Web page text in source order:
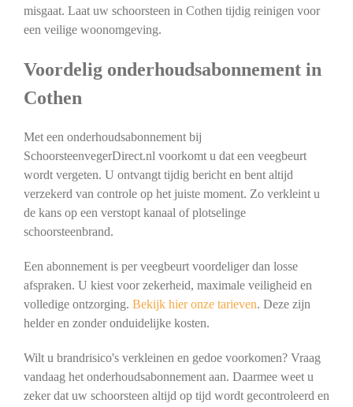
misgaat. Laat uw schoorsteen in Cothen tijdig reinigen voor
een veilige woonomgeving.
Voordelig onderhoudsabonnement in
Cothen
Met een onderhoudsabonnement bij
SchoorsteenvegerDirect.nl voorkomt u dat een veegbeurt
wordt vergeten. U ontvangt tijdig bericht en bent altijd
verzekerd van controle op het juiste moment. Zo verkleint u
de kans op een verstopt kanaal of plotselinge
schoorsteenbrand.
Een abonnement is per veegbeurt voordeliger dan losse
afspraken. U kiest voor zekerheid, maximale veiligheid en
volledige ontzorging. Bekijk hier onze tarieven. Deze zijn
helder en zonder onduidelijke kosten.
Wilt u brandrisico's verkleinen en gedoe voorkomen? Vraag
vandaag het onderhoudsabonnement aan. Daarmee weet u
zeker dat uw schoorsteen altijd op tijd wordt gecontroleerd en